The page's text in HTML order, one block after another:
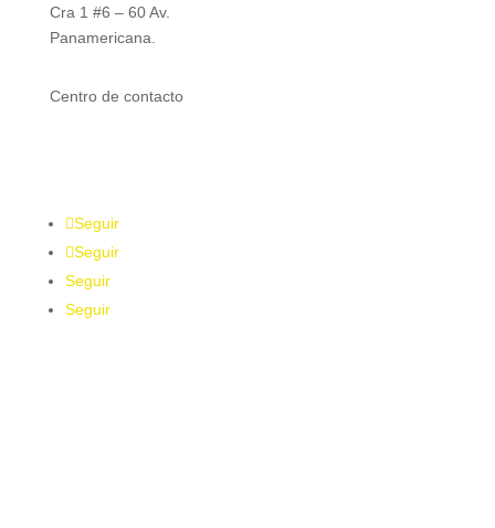
Cra 1 #6 – 60 Av.
Panamericana.
Centro de contacto
Seguir
Seguir
Seguir
Seguir